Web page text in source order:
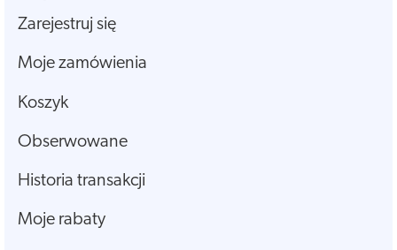
Zarejestruj się
Moje zamówienia
Koszyk
Obserwowane
Historia transakcji
Moje rabaty